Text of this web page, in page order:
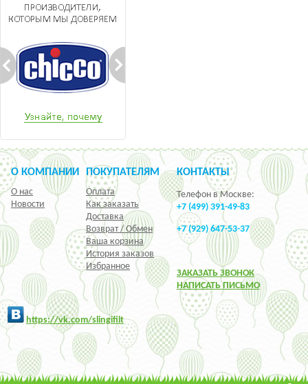
О КОМПАНИИ
О нас
Новости
ПОКУПАТЕЛЯМ
Оплата
Как заказать
Доставка
Возврат / Обмен
Ваша корзина
История заказов
Избранное
КОНТАКТЫ
Телефон в Москве:
+7 (499) 391-49-83
+7 (929) 647-53-37
ЗАКАЗАТЬ ЗВОНОК
НАПИСАТЬ ПИСЬМО
https://vk.com/slingifilt